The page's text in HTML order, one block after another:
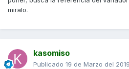
miralo.
kasomiso
Publicado 19 de Marzo del 2019